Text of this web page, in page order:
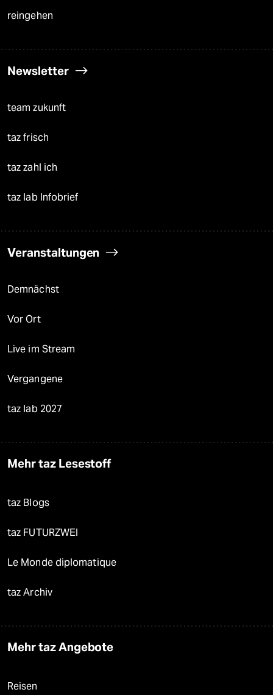
reingehen
Newsletter
team zukunft
taz frisch
taz zahl ich
taz lab Infobrief
Veranstaltungen
Demnächst
Vor Ort
Live im Stream
Vergangene
taz lab 2027
Mehr taz Lesestoff
taz Blogs
taz FUTURZWEI
Le Monde diplomatique
taz Archiv
Mehr taz Angebote
Reisen